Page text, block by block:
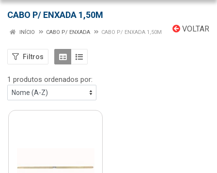
CABO P/ ENXADA 1,50M
VOLTAR
INÍCIO CABO P/ ENXADA CABO P/ ENXADA 1,50M
Filtros
1 produtos ordenados por: